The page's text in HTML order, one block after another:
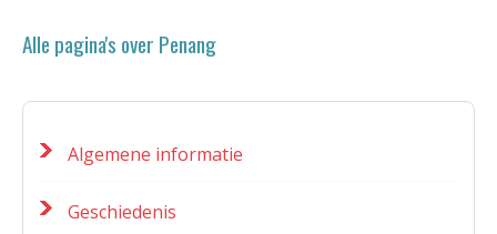
Alle pagina's over Penang
Algemene informatie
Geschiedenis